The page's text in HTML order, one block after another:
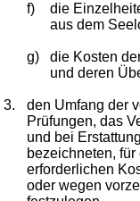
f)
die
aus dem
g)
die Kosten
und deren
3.
den Umfang der
Prüfungen, das
und bei
bezeichneten,
erforderlichen
oder wegen